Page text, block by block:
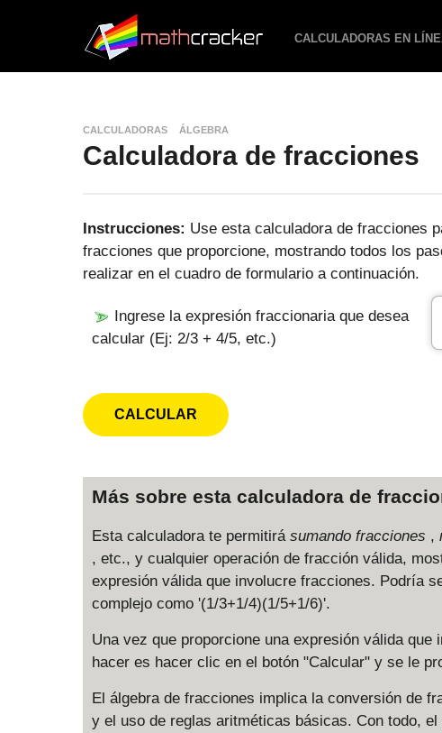
CALCULADORAS EN
CALCULADORAS ÁLGEBRA
Calculadora de fracciones
Instrucciones: Use esta calculadora de fracciones
fracciones que proporcione, mostrando todos los
realizar en el cuadro de formulario a continuación.
Ingrese la expresión fraccionaria que desea
calcular (Ej: 2/3 + 4/5, etc.)
Más sobre esta calculadora de
Esta calculadora te permitirá sumando fracciones ,
, etc., y cualquier operación de fracción válida,
expresión válida que involucre fracciones. Podría
complejo como '(1/3+1/4)(1/5+1/6)'.
Una vez que proporcione una expresión válida
hacer es hacer clic en el botón "Calcular" y se le
El álgebra de fracciones implica la conversión de
y el uso de reglas aritméticas básicas. Con todo,